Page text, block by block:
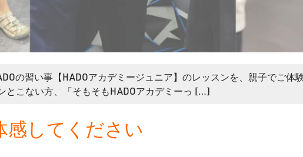
の習い事【HADOアカデミージュニア】のレッスンを、親子でご体
とこない方、「そもそもHADOアカデミーっ […]
感してください